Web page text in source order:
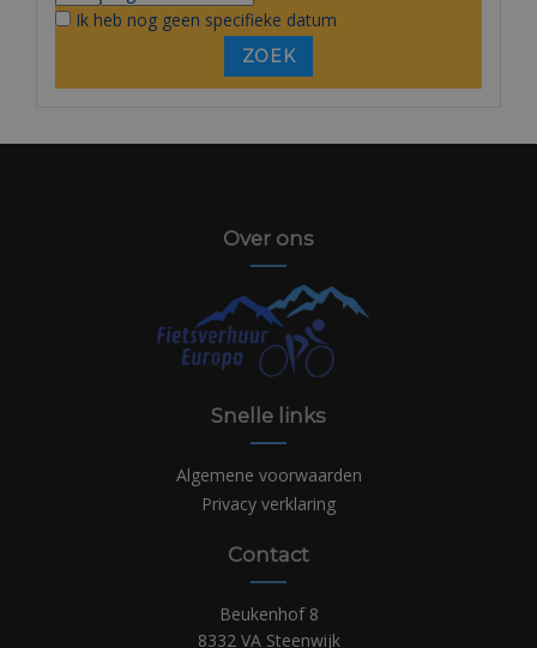
Ik heb nog geen specifieke datum
Over ons
Snelle links
Algemene voorwaarden
Privacy verklaring
Contact
Beukenhof 8
8332 VA Steenwijk